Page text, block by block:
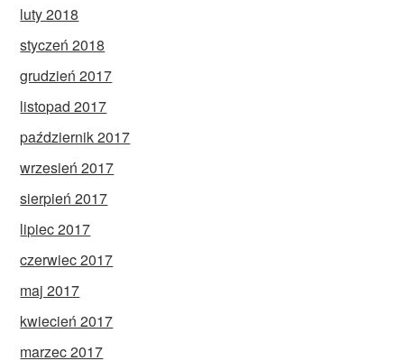
luty 2018
styczeń 2018
grudzień 2017
listopad 2017
październik 2017
wrzesień 2017
sierpień 2017
lipiec 2017
czerwiec 2017
maj 2017
kwiecień 2017
marzec 2017